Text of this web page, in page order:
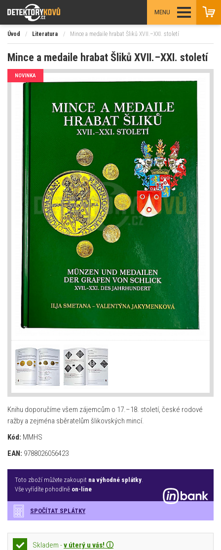
MENU
Úvod / Literatura / Mince a medaile hrabat Šliků XVII.–XXI. století
Mince a medaile hrabat Šliků XVII.–XXI. století
NOVINKA
Knihu doporučíme všem zájemcům o 17.–18. století, české rodové
ražby a zejména sběratelům šlikovských mincí.
Kód: MMHS
EAN: 9788026056423
Toto zboží můžete zakoupit na výhodné splátky
Vše vyřídíte pohodlně on-line
SPOČÍTAT SPLÁTKY
Skladem -v úterý u vás! ⓘ